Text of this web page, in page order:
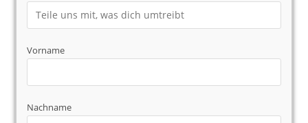
Vorname
Nachname